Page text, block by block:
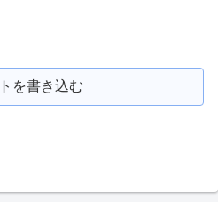
を書き込む